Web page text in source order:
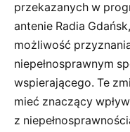
przekazanych w
antenie Radia
możliwość
niepełnosprawnym
wspierającego. Te
mieć znaczący
z